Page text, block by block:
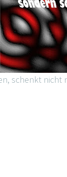
schenkt nicht